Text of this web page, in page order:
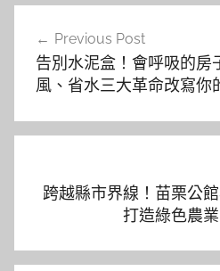
導
覽
Previous Post
告別水泥盒！會呼吸的房
風、省水三大革命改寫你
跨越縣市界線！苗栗公
打造綠色農